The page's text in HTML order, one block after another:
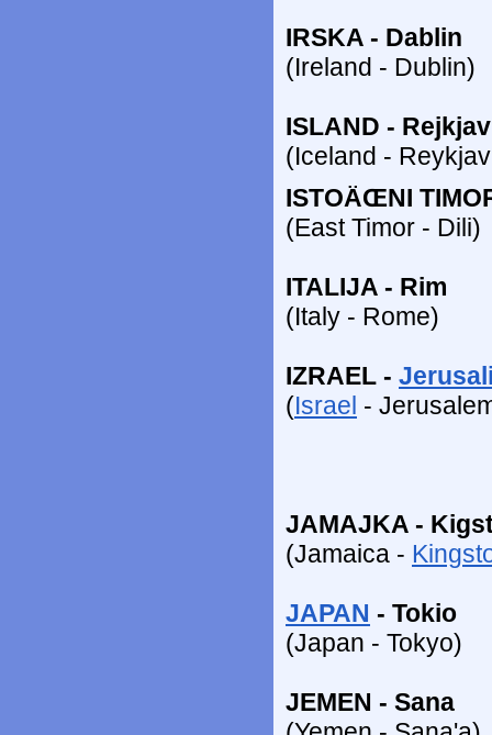
IRSKA - Dablin
(Ireland - Dublin)
ISLAND -
(Iceland -
ISTOÄŒNI
(East Timor - Dili)
ITALIJA - Rim
(Italy - Rome)
IZRAEL -
(Israel -
JAMAJKA -
(Jamaica -
JAPAN - Tokio
(Japan - Tokyo)
JEMEN - Sana